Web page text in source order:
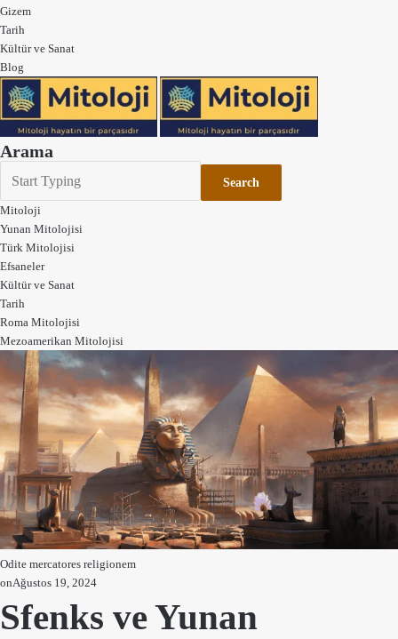
Gizem
Tarih
Kültür ve Sanat
Blog
Arama
Search
Mitoloji
Yunan Mitolojisi
Türk Mitolojisi
Efsaneler
Kültür ve Sanat
Tarih
Roma Mitolojisi
Mezoamerikan Mitolojisi
Odite mercatores religionem
onAğustos 19, 2024
Sfenks ve Yunan